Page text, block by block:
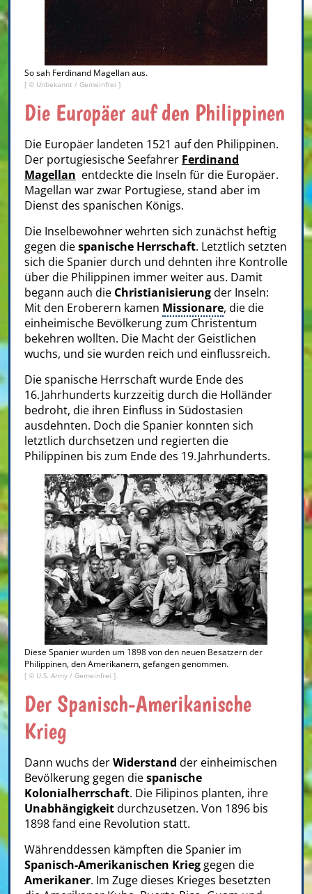
So sah Ferdinand Magellan aus.
[ © Unbekannt / Gemeinfrei ]
Die Europäer auf den Philippinen
Die Europäer landeten 1521 auf den Philippinen.
Der portugiesische Seefahrer Ferdinand
Magellan entdeckte die Inseln für die Europäer.
Magellan war zwar Portugiese, stand aber im
Dienst des spanischen Königs.
Die Inselbewohner wehrten sich zunächst heftig
gegen diespanische Herrschaft. Letztlich setzten
sich die Spanierdurch und dehnten ihre Kontrolle
über die Philippinen immer weiter aus. Damit
begann auch die Christianisierungder Inseln:
Mit den Eroberern kamen Missionare, die die
einheimische Bevölkerung zum Christentum
bekehren wollten. Die Macht der Geistlichen
wuchs, und sie wurden reich und einflussreich.
Die spanische Herrschaft wurde Ende des
16. Jahrhunderts kurzzeitig durch die Holländer
bedroht, die ihren Einfluss in Südostasien
ausdehnten. Doch die Spanier konnten sich
letztlich durchsetzen und regierten die
Philippinen bis zum Ende des 19. Jahrhunderts.
Diese Spanier wurden um 1898 von den neuen Besatzern der
Philippinen, den Amerikanern, gefangen genommen.
[ © U.S. Army / Gemeinfrei ]
Der Spanisch-Amerikanische
Krieg
Dann wuchs derWiderstand der einheimischen
Bevölkerung gegen diespanische
Kolonialherrschaft. Die Filipinos planten, ihre
Unabhängigkeitdurchzusetzen. Von 1896 bis
1898 fand eine Revolution statt.
Währenddessen kämpften die Spanier im
Spanisch-Amerikanischen Krieg gegen die
Amerikaner. Im Zuge dieses Krieges besetzten